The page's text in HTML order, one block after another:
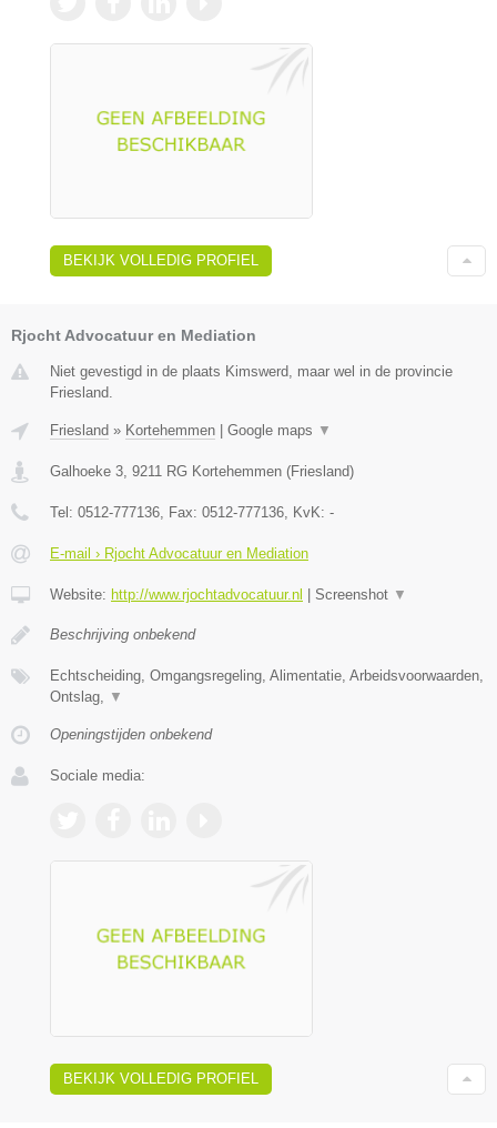
BEKIJK VOLLEDIG PROFIEL
Rjocht Advocatuur en Mediation
Niet gevestigd in de plaats Kimswerd, maar wel in de provincie
Friesland.
Friesland » Kortehemmen Google maps ▼
Galhoeke 3, 9211 RG Kortehemmen (Friesland)
Tel: 0512-777136, Fax: 0512-777136, KvK: -
E-mail › Rjocht Advocatuur en Mediation
Website: http://www.rjochtadvocatuur.nl Screenshot ▼
Beschrijving onbekend
Echtscheiding, Omgangsregeling, Alimentatie, Arbeidsvoorwaarden,
Ontslag, ▼
Openingstijden onbekend
Sociale media:
BEKIJK VOLLEDIG PROFIEL